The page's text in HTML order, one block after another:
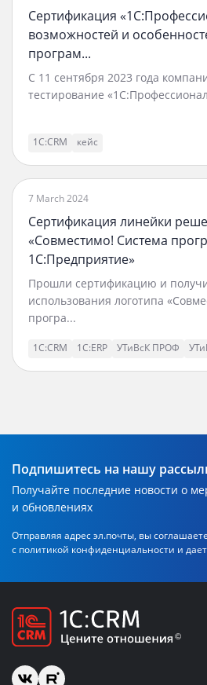
Сертификация
возможностей и
програм...
С 11 сентября 2023 года
тестирование
1С:CRM кейс
7 March 2024
Сертификация линейки
«Совместимо! Система
1С:Предприятие»
Прошли сертификацию и
использования логотипа
програ...
1С:CRM 1С:ERP УТиВсК ПРОФ
Подпишитесь на нашу
Получайте последние новости о
и обновлениях
Отправляя адрес эл.почты, вы
с политикой конфиденциальности и